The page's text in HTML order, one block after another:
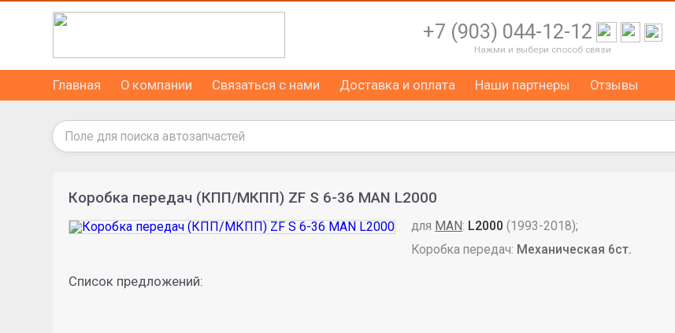
+7 (903) 044-12-12
Нажми и выбери способ связи
Главная О компании Связаться с нами Доставка и оплата Наши партнеры Отзывы
Коробка передач (КПП/МКПП) ZF S 6-36 MAN L2000
для MAN: L2000 (1993-2018);
Коробка передач: Механическая 6ст.
Список предложений: